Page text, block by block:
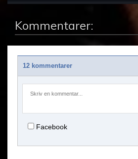
Kommentarer:
12 kommentarer
Facebook